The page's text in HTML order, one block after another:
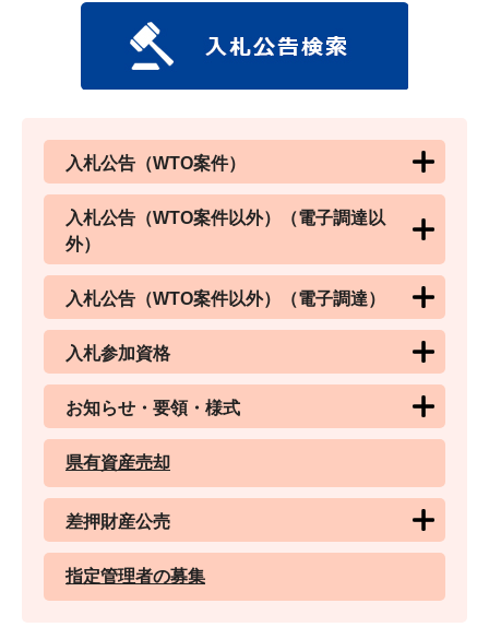
入札公告（WTO案件）
入札公告（WTO案件以外）（電子調達以
外）
入札公告（WTO案件以外）（電子調達）
入札参加資格
お知らせ・要領・様式
県有資産売却
差押財産公売
指定管理者の募集